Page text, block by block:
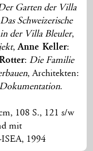
Garten der Villa
Das Schweizerische
der Villa Bleuler,
,Anne Keller:
: Die Familie
, Architekten:
.
108 S., 121 s/w
mit
1994